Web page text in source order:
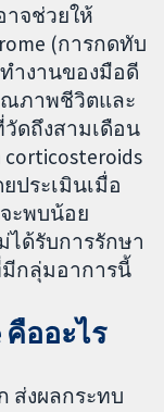
าจช่วยให้
(การกดทับ
ำงานของมือดี
ณภาพชีวิตและ
ดถึงสามเดือน
ประเมินเมื่อ
ะพบน้อย
ได้รับการรักษา
กลุ่มอาการนี้
ออะไร
ส่งผลกระทบ